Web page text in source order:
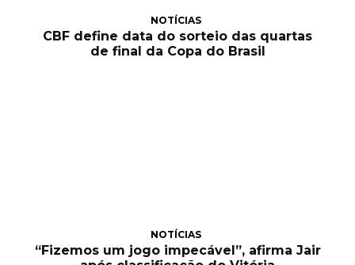
NOTÍCIAS
CBF define data do sorteio das quartas
de final da Copa do Brasil
NOTÍCIAS
“Fizemos um jogo impecável”, afirma Jair